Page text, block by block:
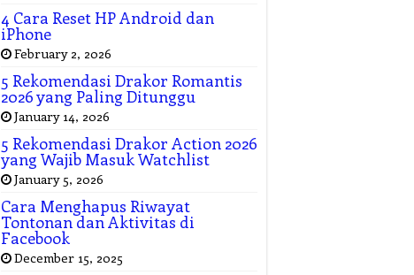
4 Cara Reset HP Android dan
iPhone
February 2, 2026
5 Rekomendasi Drakor Romantis
2026 yang Paling Ditunggu
January 14, 2026
5 Rekomendasi Drakor Action 2026
yang Wajib Masuk Watchlist
January 5, 2026
Cara Menghapus Riwayat
Tontonan dan Aktivitas di
Facebook
December 15, 2025